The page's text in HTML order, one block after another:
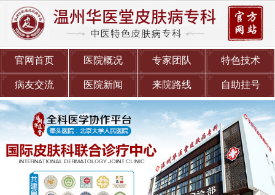
官网首页 医院概况 专家团队 特色技术
病友交流 医院新闻 来院路线 自助挂号